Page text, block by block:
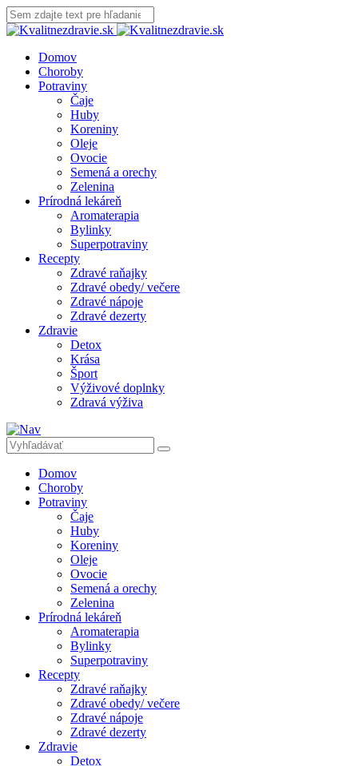
Domov
Choroby
Potraviny
Čaje
Huby
Koreniny
Oleje
Ovocie
Semená a orechy
Zelenina
Prírodná lekáreň
Aromaterapia
Bylinky
Superpotraviny
Recepty
Zdravé raňajky
Zdravé obedy/ večere
Zdravé nápoje
Zdravé dezerty
Zdravie
Detox
Krása
Šport
Výživové doplnky
Zdravá výživa
Domov
Choroby
Potraviny
Čaje
Huby
Koreniny
Oleje
Ovocie
Semená a orechy
Zelenina
Prírodná lekáreň
Aromaterapia
Bylinky
Superpotraviny
Recepty
Zdravé raňajky
Zdravé obedy/ večere
Zdravé nápoje
Zdravé dezerty
Zdravie
Detox